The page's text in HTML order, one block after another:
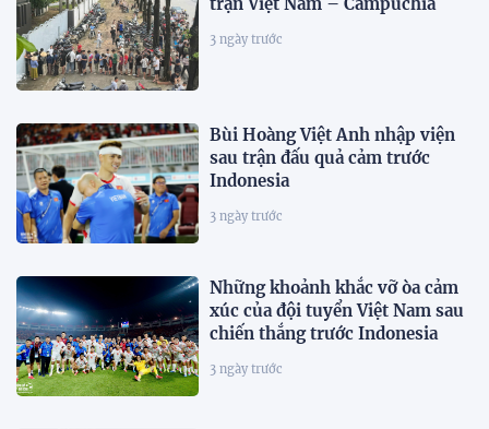
3 ngày trước
Bùi Hoàng Việt Anh nhập viện
sau trận đấu quả cảm trước
Indonesia
3 ngày trước
Những khoảnh khắc vỡ òa cảm
xúc của đội tuyển Việt Nam sau
chiến thắng trước Indonesia
3 ngày trước